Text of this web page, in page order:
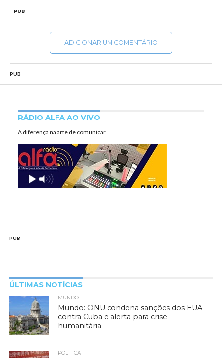
PUB
ADICIONAR UM COMENTÁRIO
PUB
RÁDIO ALFA AO VIVO
A diferença na arte de comunicar
PUB
ÚLTIMAS NOTÍCIAS
MUNDO
Mundo: ONU condena sanções dos EUA
contra Cuba e alerta para crise
humanitária
POLÍTICA